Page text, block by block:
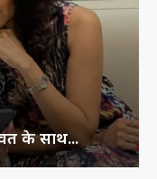
के साथ...